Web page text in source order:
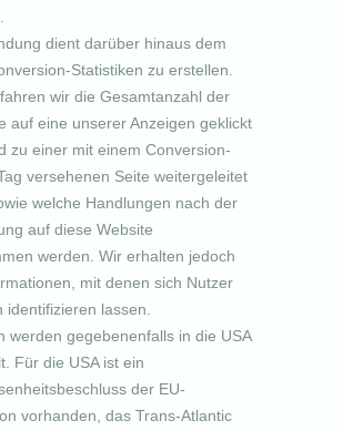
dient darüber hinaus dem
Statistiken zu erstellen.
wir die Gesamtanzahl der
auf eine unserer Anzeigen geklickt
zu einer mit einem Conversion-
versehenen Seite weitergeleitet
welche Handlungen nach der
auf diese Website
werden. Wir erhalten jedoch
mit denen sich Nutzer
identifizieren lassen.
werden gegebenenfalls in die USA
Für die USA ist ein
der EU-
vorhanden, das Trans-Atlantic